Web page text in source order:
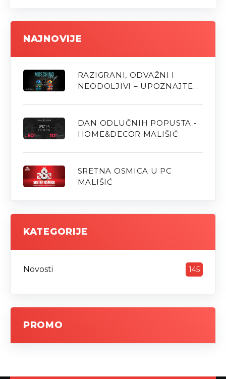
NAJNOVIJE
RAZIGRANI, ODVAŽNI I
NEODOLJIVI – UPOZNAJTE
PARFUMERIJI M
DAN ODLUČNIH POPUSTA -
HOME&DECOR MALIŠIĆ
SRETNA OSMICA U PC
MALIŠIĆ
KATEGORIJE
Novosti 145
PROMO